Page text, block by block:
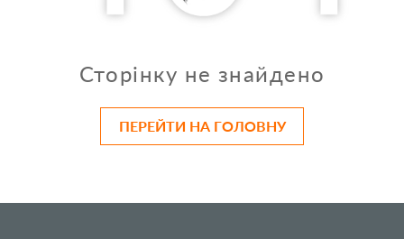
Сторінку не знайдено
ПЕРЕЙТИ НА ГОЛОВНУ